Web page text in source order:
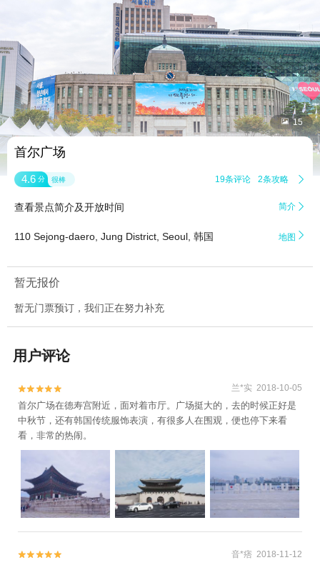
 15
首尔广场
4.6 分 很棒 19条评论 2条攻略 
查看景点简介及开放时间 简介 
110 Sejong-daero, Jung District, Seoul, 韩国 地图 
暂无报价
暂无门票预订，我们正在努力补充
用户评论

 兰*实 2018-10-05
首尔广场在德寿宫附近，面对着市厅。广场挺大的，去的时候正好是
中秋节，还有韩国传统服饰表演，有很多人在围观，便也停下来看
看，非常的热闹。

 音*痞 2018-11-12